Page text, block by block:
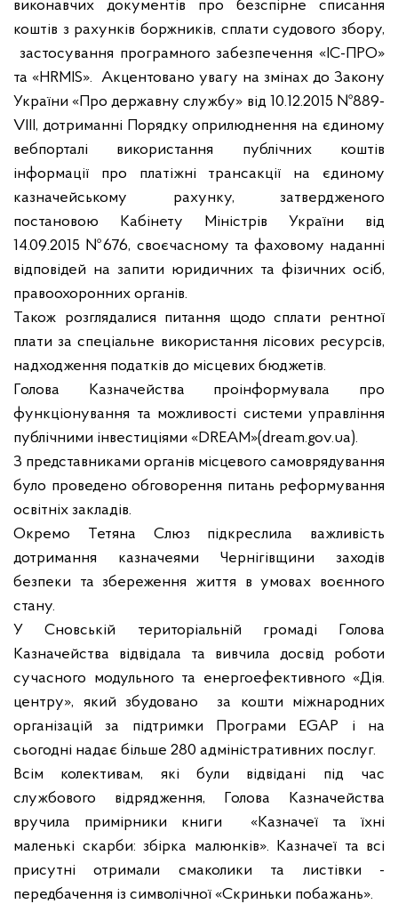
виконавчих документів про безспірне списання
коштів з рахунків боржників, сплати судового збору,
застосування програмного забезпечення «ІС-ПРО»
та «HRMIS». Акцентовано увагу на змінах до Закону
України «Про державну службу» від 10.12.2015 №889-
VIII, дотриманні Порядку оприлюднення на єдиному
вебпорталі використання публічних коштів
інформації про платіжні трансакції на єдиному
казначейському рахунку, затвердженого
постановою Кабінету Міністрів України від
14.09.2015 №676, своєчасному та фаховому наданні
відповідей на запити юридичних та фізичних осіб,
правоохоронних органів.
Також розглядалися питання щодо сплати рентної
плати за спеціальне використання лісових ресурсів,
надходження податків до місцевих бюджетів.
Голова Казначейства проінформувала про
функціонування та можливості системи управління
публічними інвестиціями «DREAM»(dream.gov.ua).
З представниками органів місцевого самоврядування
було проведено обговорення питань реформування
освітніх закладів.
Окремо Тетяна Слюз підкреслила важливість
дотримання казначеями Чернігівщини заходів
безпеки та збереження життя в умовах воєнного
стану.
У Сновській територіальній громаді Голова
Казначейства відвідала та вивчила досвід роботи
сучасного модульного та енергоефективного «Дія.
центру», який збудовано за кошти міжнародних
організацій за підтримки Програми EGAP і на
сьогодні надає більше 280 адміністративних послуг.
Всім колективам, які були відвідані під час
службового відрядження, Голова Казначейства
вручила примірники книги «Казначеї та їхні
маленькі скарби: збірка малюнків». Казначеї та всі
присутні отримали смаколики та листівки -
передбачення із символічної «Скриньки побажань».